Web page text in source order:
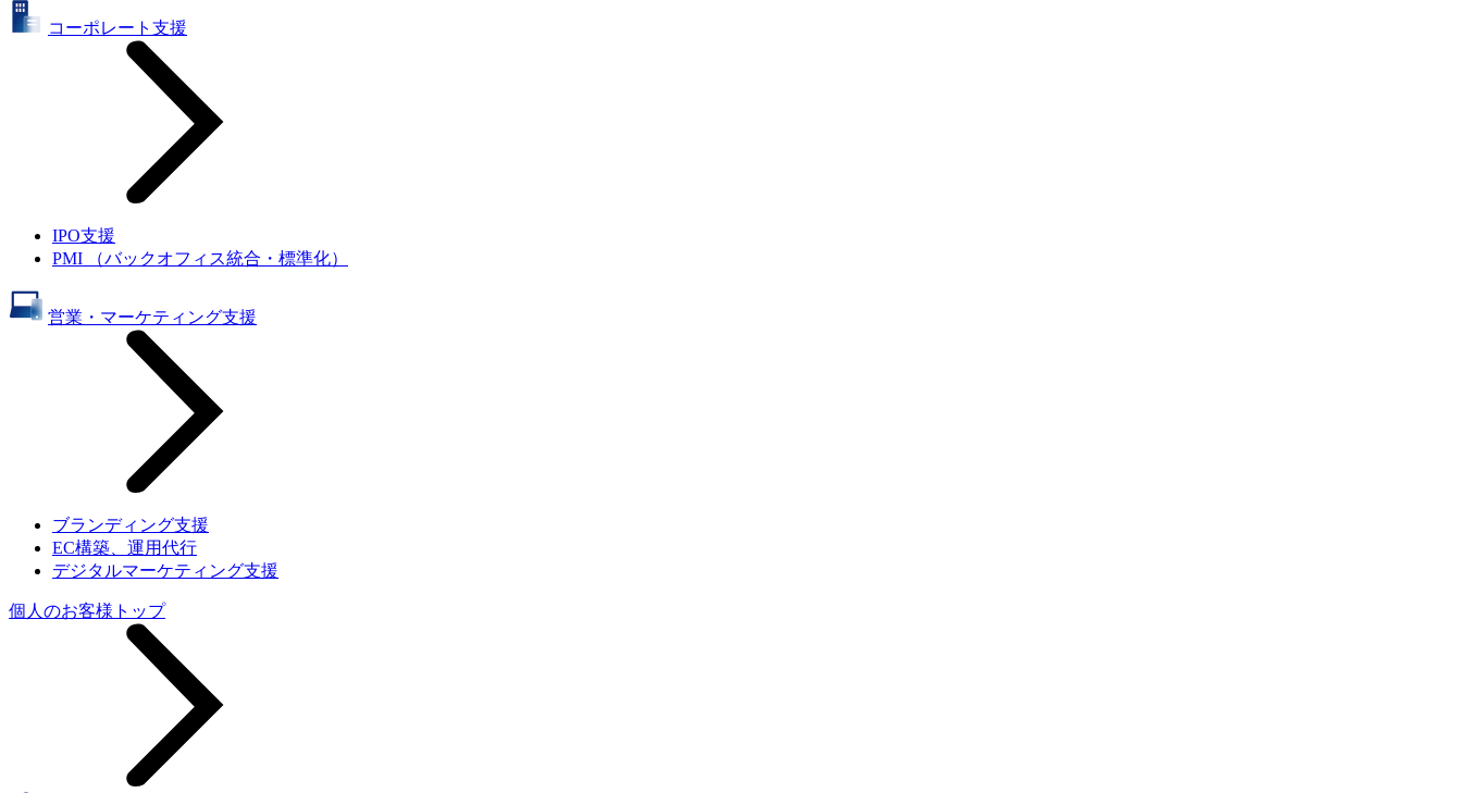
コーポレート支援
IPO支援
PMI （バックオフィス統合・標準化）
営業・マーケティング支援
ブランディング支援
EC構築、運用代行
デジタルマーケティング支援
個人のお客様トップ